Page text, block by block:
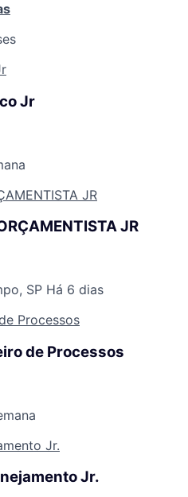
Jr
JR
JR
SP Há 6 dias
Processos
de Processos
Jr.
Jr.